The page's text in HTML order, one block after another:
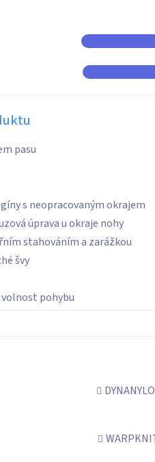
pasu
s neopracovaným okrajem
úprava u okraje nohy
stahováním a zarážkou
švy
pohybu